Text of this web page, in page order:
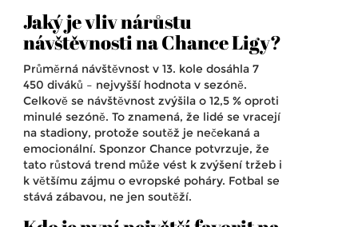
Jaký je vliv nárůstu
návštěvnosti na Chance Ligy?
Průměrná návštěvnost v 13. kole dosáhla 7
450 diváků – nejvyšší hodnota v sezóně.
Celkově se návštěvnost zvýšila o 12,5 % oproti
minulé sezóně. To znamená, že lidé se vracejí
na stadiony, protože soutěž je nečekaná a
emocionální. Sponzor Chance potvrzuje, že
tato růstová trend může vést k zvýšení tržeb i
k většímu zájmu o evropské poháry. Fotbal se
stává zábavou, ne jen soutěží.